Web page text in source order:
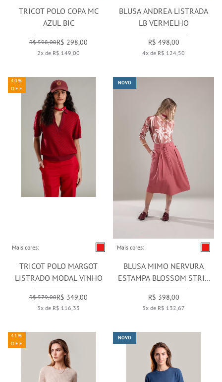
TRICOT POLO COPA MC
AZUL BIC
R$ 598,00R$ 298,00
2x de R$ 149,00
BLUSA ANDREA LISTRADA
LB VERMELHO
R$ 498,00
4x de R$ 124,50
Mais cores:
TRICOT POLO MARGOT
LISTRADO MODAL VINHO
R$ 579,00R$ 349,00
3x de R$ 116,33
40%
OFF
Mais cores:
BLUSA MIMO NERVURA
ESTAMPA BLOSSOM STRIP
VERMELHO
R$ 398,00
3x de R$ 132,67
NOVO
41%
OFF
NOVO